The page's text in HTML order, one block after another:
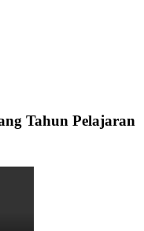
Tahun Pelajaran